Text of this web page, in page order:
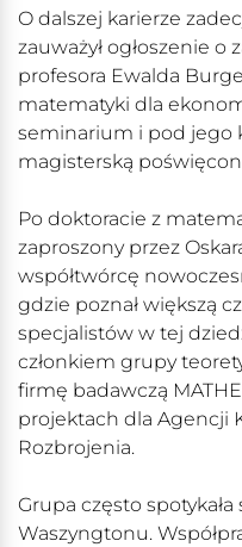
O dalszej karierze
zauważył ogłoszenie
profesora Ewalda
matematyki dla
seminarium i pod jego
magisterską
Po doktoracie z
zaproszony przez
współtwórcę
gdzie poznał większą
specjalistów w tej
członkiem grupy
firmę badawczą
projektach dla Agencji
Rozbrojenia.
Grupa często
Waszyngtonu.